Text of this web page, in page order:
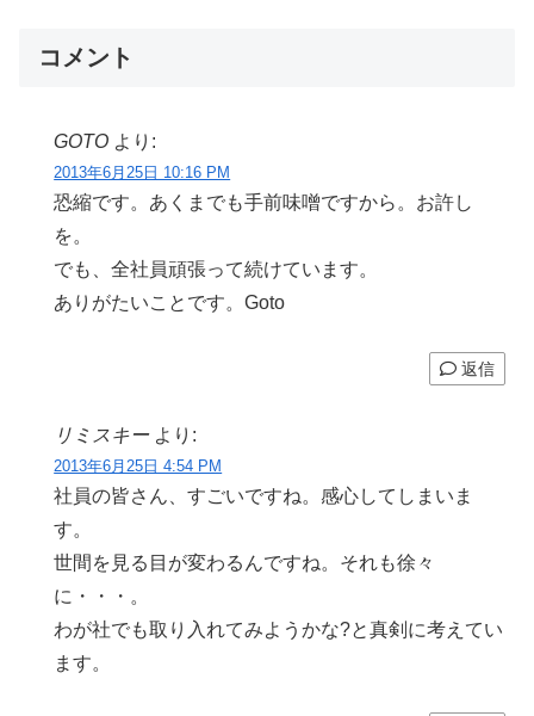
コメント
GOTO より:
2013年6月25日 10:16 PM
恐縮です。あくまでも手前味噌ですから。お許し
を。
でも、全社員頑張って続けています。
ありがたいことです。Goto
返信
リミスキー より:
2013年6月25日 4:54 PM
社員の皆さん、すごいですね。感心してしまいま
す。
世間を見る目が変わるんですね。それも徐々
に・・・。
わが社でも取り入れてみようかな?と真剣に考えてい
ます。